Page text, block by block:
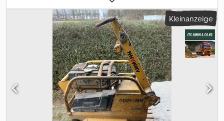
Verdichtungsarbeiten. Kompakte Bauweise, präzise Steuerung im
Vor- und Rücklauf und 850 mm Arbeitsbreite ? ideal für Trassen,
Gräben und Flächenverdichtung. Ausstattung & Daten *
Hersteller: Ammann * Typ: APH 6085 (reversierbar) * Baujahr: 2022
* Basismaschine mit E-Starter * Farbschema: Ammann *
Arbeitsbreite: 850 mm * Masch.-Nr.: 3041810 Dedotuyw Tjpfx
Ankskr * Motor-Nr.: 1791122036063 Warum diese Maschine?*
Reversierfunktion für exaktes Manövrieren auf engem Raum * E-
Start für schnelles, zuverlässiges Anlassen * Robuste Ammann-
Qualität für den harten Baustelleneinsatz Hinweis: SONDERPREIS
? jetzt schnell anfragen.
Kleinanzeige